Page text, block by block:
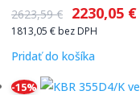
2623,59€ 2230,05 €
1813,05 € bez DPH
Pridať do košíka
-15%